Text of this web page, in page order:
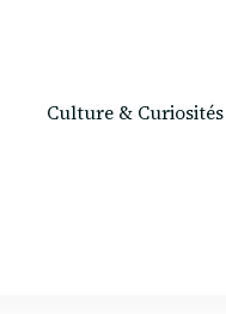
Culture & Curiosités